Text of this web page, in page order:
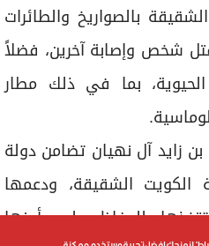
بالصواريخ والطائرات
شخص وإصابة آخرين، فضلاً
بما في ذلك مطار
زايد آل نهيان تضامن دولة
الكويت الشقيقة، ودعمها
للحفاظ على أمنها